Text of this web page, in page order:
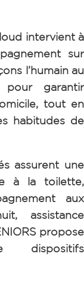
intervient à
sur
l’humain au
garantir
tout en
habitudes de
assurent une
à la toilette,
aux
assistance
propose
dispositifs